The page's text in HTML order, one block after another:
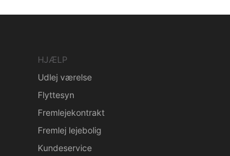
HJÆLP
Udlej værelse
Flyttesyn
Fremlejekontrakt
Fremlej lejebolig
Kundeservice